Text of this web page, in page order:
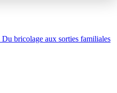
Du bricolage aux sorties familiales